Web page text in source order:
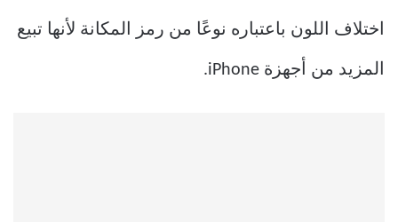
اختلاف اللون باعتباره نوعًا من رمز المكانة لأنها تبيع
المزيد من أجهزة iPhone.